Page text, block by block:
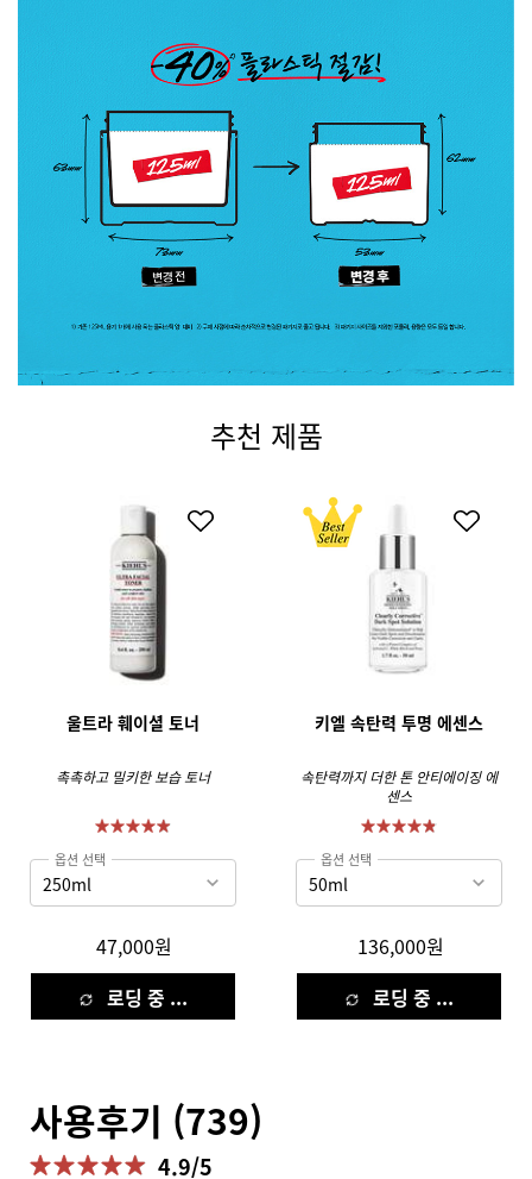
추천 제품
울트라 훼이셜 토너
촉촉하고 밀키한 보습 토너
옵션 선택
47,000원
로딩 중 ...
키엘 속탄력 투명 에센스
속탄력까지 더한 톤 안티에이징 에
센스
옵션 선택
136,000원
로딩 중 ...
사용후기 (739)
4.9 out of 5 stars. 4.9/5